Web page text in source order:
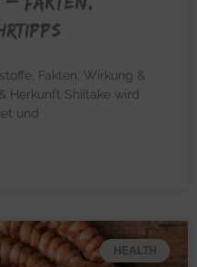
Fakten, Wirkung &
Herkunft Shiitake wird
und
HEALTH